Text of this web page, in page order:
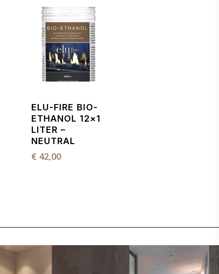
ELU-FIRE BIO-
ETHANOL 12×1
LITER –
NEUTRAL
€ 42,00